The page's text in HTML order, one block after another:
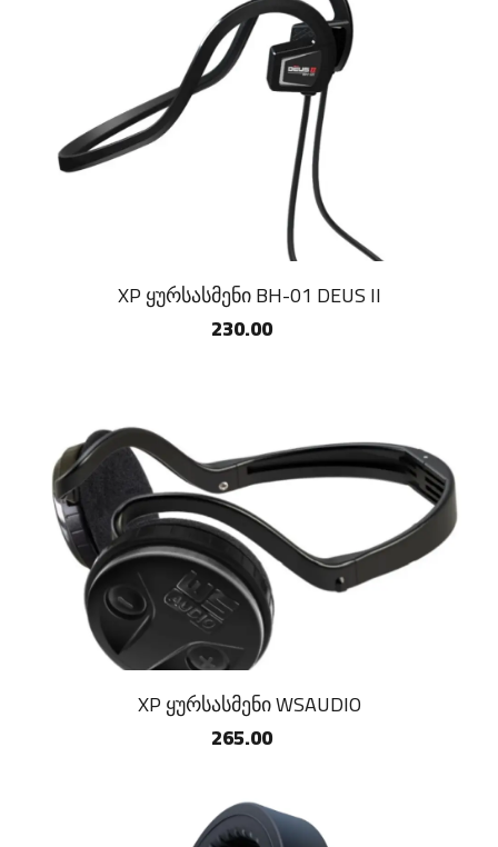
XP ყურსასმენი BH-01 DEUS II
230.00
XP ყურსასმენი WSAUDIO
265.00